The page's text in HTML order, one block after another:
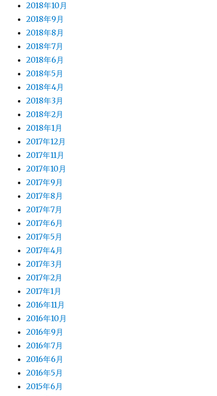
2018年10月
2018年9月
2018年8月
2018年7月
2018年6月
2018年5月
2018年4月
2018年3月
2018年2月
2018年1月
2017年12月
2017年11月
2017年10月
2017年9月
2017年8月
2017年7月
2017年6月
2017年5月
2017年4月
2017年3月
2017年2月
2017年1月
2016年11月
2016年10月
2016年9月
2016年7月
2016年6月
2016年5月
2015年6月